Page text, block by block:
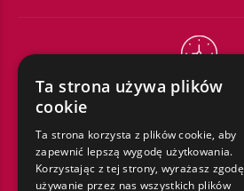
GODZINY PRACY
Sobota – Niedziela
Ta strona używa plików
cookie
Ta strona korzysta z plików cookie, aby
zapewnić lepszą wygodę użytkowania.
Korzystając z tej strony, wyrażasz
używanie przez nas wszystkich plików